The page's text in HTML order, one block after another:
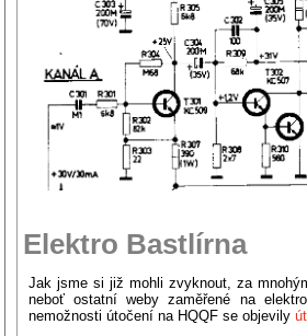
Elektro Bastlírna
Jak jsme si již mohli zvyknout, za
neboť ostatní weby zaměřené na
nemožnosti útočení na HQQF se objevily